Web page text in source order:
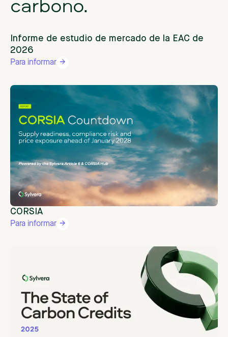
Informe de estudio de mercado de la EAC de
2026
Para informar
CORSIA
Para informar